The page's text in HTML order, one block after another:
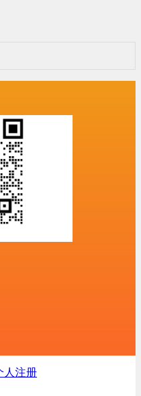
人注册